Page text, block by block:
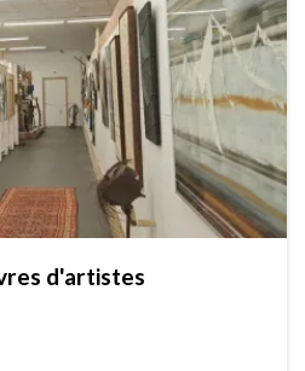
d'artistes